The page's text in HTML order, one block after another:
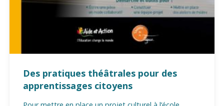
Des pratiques théâtrales pour des
apprentissages citoyens